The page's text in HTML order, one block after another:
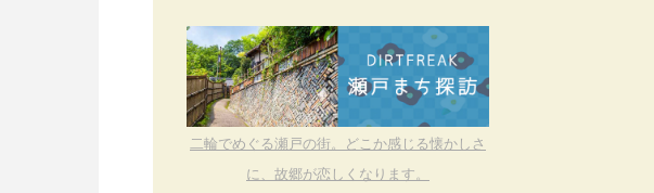
二輪でめぐる瀬戸の街。どこか感じる懐かしさ
に、故郷が恋しくなります。